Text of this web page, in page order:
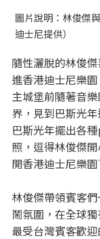
圖片說明：林俊傑
迪士尼提供）
隨性灑脫的林俊
進香港迪士尼樂
主城堡前隨著音
界，見到巴斯光
巴斯光年擺出各
照，逗得林俊傑
開香港迪士尼樂園
林俊傑帶領賓客
鬧氛圍，在全球
最受台灣賓客歡